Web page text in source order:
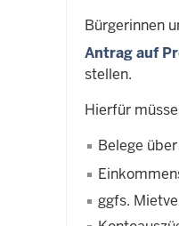
Bürgerinnen
Antrag auf
stellen.
Hierfür
Belege
ggfs.